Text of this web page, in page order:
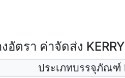
อัตรา ค่าจัดส่ง
ประเภทบรรจุภัณฑ์